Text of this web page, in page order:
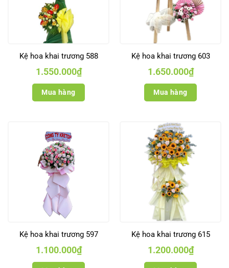
Kệ hoa khai trương 588
1.550.000₫
Mua hàng
Kệ hoa khai trương 603
1.650.000₫
Mua hàng
Kệ hoa khai trương 597
1.100.000₫
Kệ hoa khai trương 615
1.200.000₫